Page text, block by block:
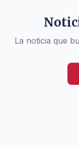
La noticia que